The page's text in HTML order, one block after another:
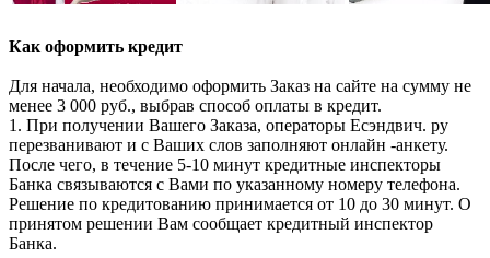
Как оформить кредит
Для начала, необходимо оформить Заказ на сайте на сумму не
менее 3 000 руб., выбрав способ оплаты в кредит.
1. При получении Вашего Заказа, операторы Есэндвич. ру
перезванивают и с Ваших слов заполняют онлайн -анкету.
После чего, в течение 5-10 минут кредитные инспекторы
Банка связываются с Вами по указанному номеру телефона.
Решение по кредитованию принимается от 10 до 30 минут. О
принятом решении Вам сообщает кредитный инспектор
Банка.